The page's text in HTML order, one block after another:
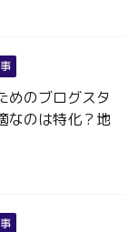
めのブログスタ
なのは特化？地